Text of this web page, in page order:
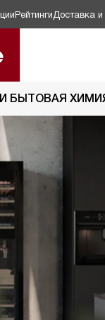
Рейтинги Доставка
БЫТОВАЯ